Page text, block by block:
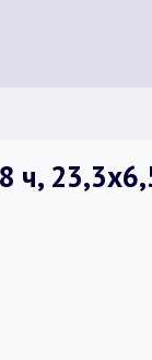
ч,